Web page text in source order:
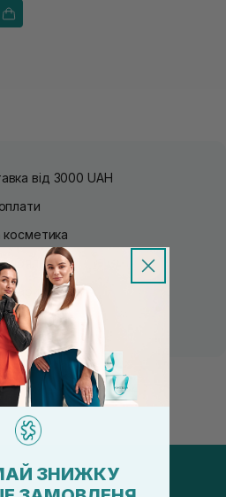
від 3000 UAH
косметика
лояльності
ЗНИЖКУ